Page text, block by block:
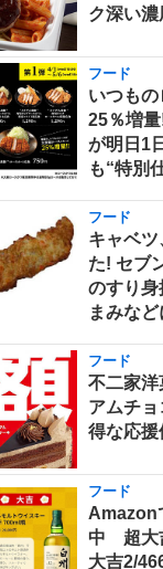
ク深い
フード
いつも
25％増
が明日1
も“特別
フード
キャベ
た! セブ
のすり身
まみな
フード
不二家洋
アムチ
得な応援
フード
Amazon
中 超大
大吉2/